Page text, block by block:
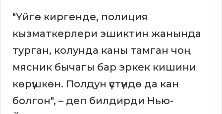
"Үйгө киргенде, полиция
кызматкерлери эшиктин жанында
турган, колунда каны тамган чоң
мясник бычагы бар эркек кишини
көрүшкөн. Полдун үстүндө да кан
болгон", – деп билдирди Нью-